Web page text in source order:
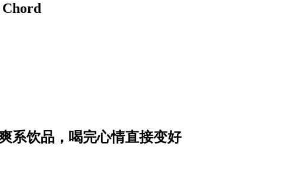
系饮品，喝完心情直接变好